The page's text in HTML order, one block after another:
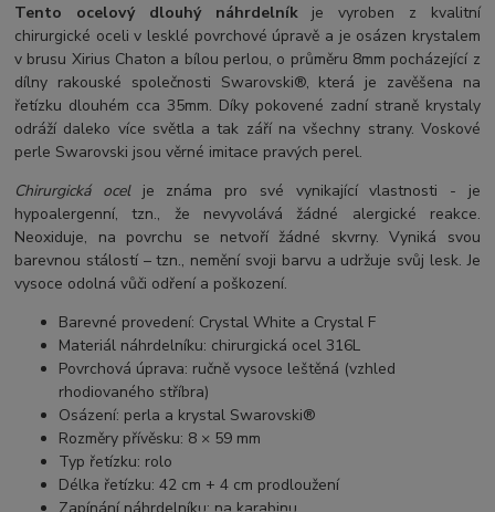
Tento ocelový dlouhý náhrdelník je vyroben z kvalitní
chirurgické oceli v lesklé povrchové úpravě a je osázen krystalem
v brusu Xirius Chaton a bílou perlou, o průměru 8mm pocházející z
dílny rakouské společnosti Swarovski®, která je zavěšena na
řetízku dlouhém cca 35mm. Díky pokovené zadní straně krystaly
odráží daleko více světla a tak září na všechny strany. Voskové
perle Swarovski jsou věrné imitace pravých perel.
Chirurgická ocelje známa pro své vynikající vlastnosti - je
hypoalergenní, tzn., že nevyvolává žádné alergické reakce.
Neoxiduje, na povrchu se netvoří žádné skvrny. Vyniká svou
barevnou stálostí – tzn., nemění svoji barvu a udržuje svůj lesk. Je
vysoce odolná vůči odření a poškození.
Barevné provedení: Crystal White a Crystal F
Materiál náhrdelníku: chirurgická ocel 316L
Povrchová úprava: ručně vysoce leštěná (vzhled
rhodiovaného stříbra)
Osázení: perla a krystal Swarovski®
Rozměry přívěsku: 8 × 59 mm
Typ řetízku: rolo
Délka řetízku: 42 cm + 4 cm prodloužení
Zapínání náhrdelníku: na karabinu